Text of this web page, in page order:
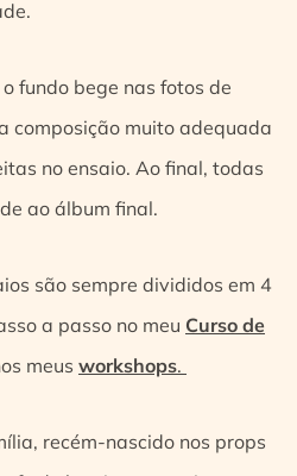
fundo bege nas fotos de
composição muito adequada
no ensaio. Ao final, todas
ao álbum final.
são sempre divididos em 4
a passo no meu Curso de
meus workshops.
recém-nascido nos props